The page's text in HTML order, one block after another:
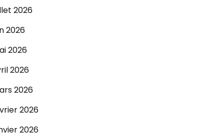
2026
2026
2026
2026
2026
2026
2026